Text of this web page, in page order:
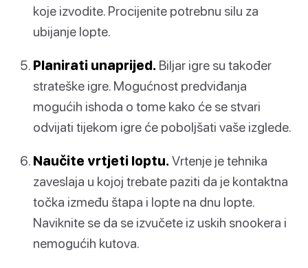
koje izvodite. Procijenite potrebnu silu za
ubijanje lopte.
Planirati unaprijed. Biljar igre su također
strateške igre. Mogućnost predviđanja
mogućih ishoda o tome kako će se stvari
odvijati tijekom igre će poboljšati vaše izglede.
Naučite vrtjeti loptu. Vrtenje je tehnika
zaveslaja u kojoj trebate paziti da je kontaktna
točka između štapa i lopte na dnu lopte.
Naviknite se da se izvučete iz uskih snookera i
nemogućih kutova.